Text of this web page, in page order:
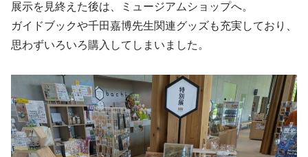
展示を見終えた後は、ミュージアムショップへ。
ガイドブックや千田嘉博先生関連グッズも充実しており、
思わずいろいろ購入してしまいました。